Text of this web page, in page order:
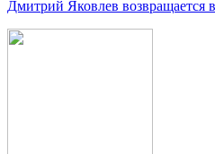
Дмитрий Яковлев возвращается